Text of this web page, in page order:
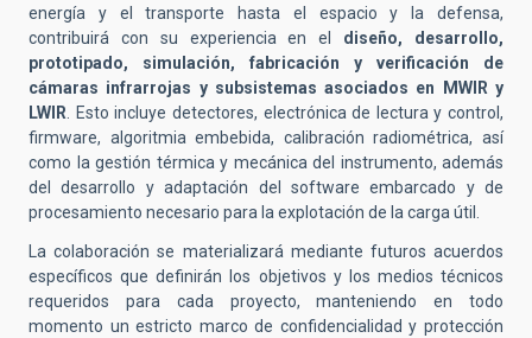
energía y el transporte hasta el espacio y la defensa,
contribuirá con su experiencia en el diseño, desarrollo,
prototipado, simulación, fabricación y verificación de
cámaras infrarrojas y subsistemas asociados en MWIR y
LWIR. Esto incluye detectores, electrónica de lectura y control,
firmware, algoritmia embebida, calibración radiométrica, así
como la gestión térmica y mecánica del instrumento, además
del desarrollo y adaptación del software embarcado y de
procesamiento necesario para la explotación de la carga útil.
La colaboración se materializará mediante futuros acuerdos
específicos que definirán los objetivos y los medios técnicos
requeridos para cada proyecto, manteniendo en todo
momento un estricto marco de confidencialidad y protección